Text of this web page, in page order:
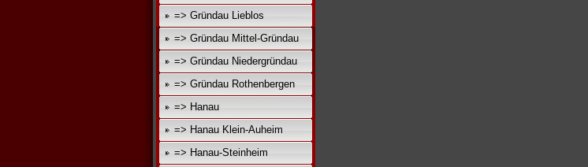
=> Gründau Lieblos
=> Gründau Mittel-Gründau
=> Gründau Niedergründau
=> Gründau Rothenbergen
=> Hanau
=> Hanau Klein-Auheim
=> Hanau-Steinheim